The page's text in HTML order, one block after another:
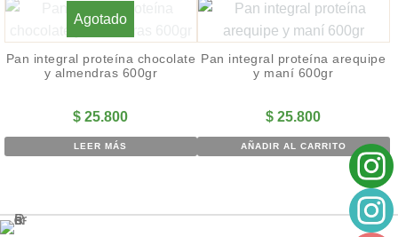
Agotado
Pan integral proteína chocolate
y almendras 600gr
$ 25.800
LEER MÁS
Pan integral proteína arequipe
y maní 600gr
$ 25.800
AÑADIR AL CARRITO